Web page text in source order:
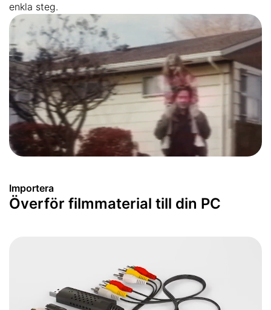
enkla steg.
Importera
Överför filmmaterial till din PC